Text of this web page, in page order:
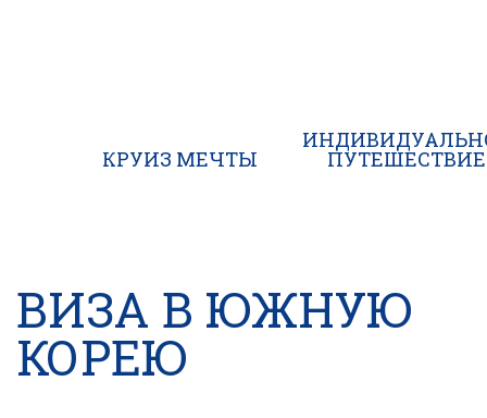
КРУИЗ МЕЧТЫ ПУТЕШЕСТВИЕ
ВИЗА В ЮЖНУЮ
КОРЕЮ